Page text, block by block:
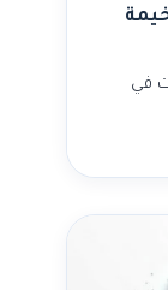
في